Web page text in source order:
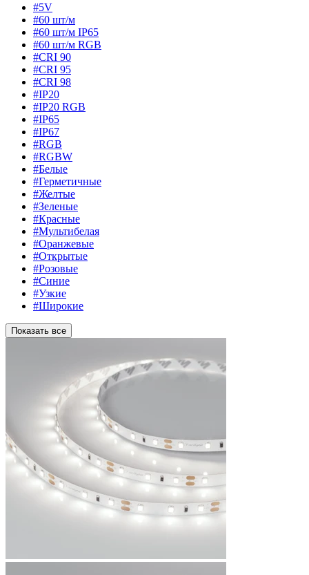
#5V
#60 шт/м
#60 шт/м IP65
#60 шт/м RGB
#CRI 90
#CRI 95
#CRI 98
#IP20
#IP20 RGB
#IP65
#IP67
#RGB
#RGBW
#Белые
#Герметичные
#Желтые
#Зеленые
#Красные
#Мультибелая
#Оранжевые
#Открытые
#Розовые
#Синие
#Узкие
#Широкие
Показать все